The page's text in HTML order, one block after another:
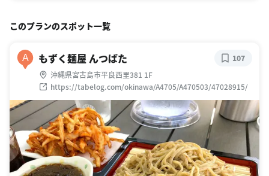
このプランのスポット一覧
A もずく麺屋 んつばた
沖縄県宮古島市平良西里381 1F
https://tabelog.com/okinawa/A4705/A470503/47028915/
107